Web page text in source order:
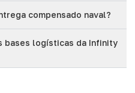
compensado naval?
bases logísticas da Infinity